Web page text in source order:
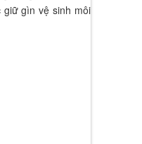
giữ gìn vệ sinh môi